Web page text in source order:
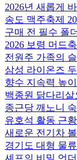
2026년 새롭게
송도 맥주축제
구매 전 필수 폴
2026 보령 머드
전원주 가족의
삼성 라이온즈
향수 지속력 높
백종원 닭다리
종근당 깨노니
유호석 활동 근
새로운 전기차
경기도 대형 물
셰프의 비밀 언